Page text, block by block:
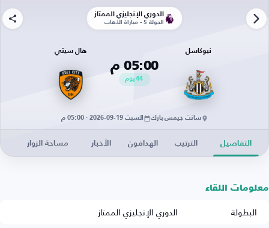
الدوري الإنجليزي الممتاز
الجولة 5 - مباراة الذهاب
نيوكاسل
05:00 م
44يوم
هال سيتي
سانت جيمس بارك السبت 19-09-2026 · 05:00 م
التفاصيل الترتيب الهدافون الأخبار مساحة الزوار
معلومات اللقاء
البطولة
الدوري الإنجليزي الممتاز